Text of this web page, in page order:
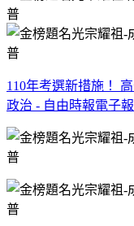
110年考選新措施！
政治 - 自由時報電子報